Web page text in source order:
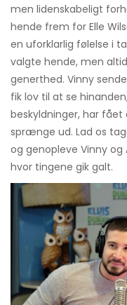
men lidenskabeligt
hende frem for Elle
en uforklarlig følelse i
valgte hende, men
generthed. Vinny
fik lov til at se
beskyldninger, har
sprænge ud. Lad os
og genopleve Vinny
hvor tingene gik galt.